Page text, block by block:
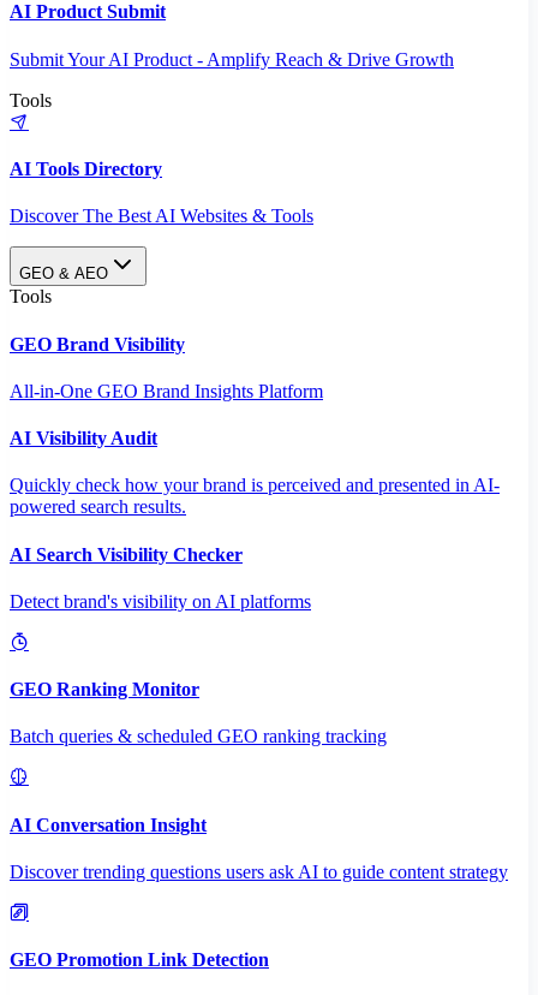
AI Product Submit
Submit Your AI Product - Amplify Reach & Drive Growth
Tools
AI Tools Directory
Discover The Best AI Websites & Tools
GEO & AEO
Tools
GEO Brand Visibility
All-in-One GEO Brand Insights Platform
AI Visibility Audit
Quickly check how your brand is perceived and presented in AI-
powered search results.
AI Search Visibility Checker
Detect brand's visibility on AI platforms
GEO Ranking Monitor
Batch queries & scheduled GEO ranking tracking
AI Conversation Insight
Discover trending questions users ask AI to guide content strategy
GEO Promotion Link Detection